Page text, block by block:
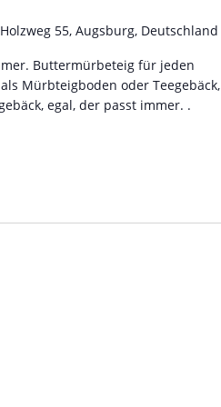
Holzweg 55, Augsburg, Deutschland
Buttermürbeteig für jeden
Mürbteigboden oder Teegebäck,
egal, der passt immer. .